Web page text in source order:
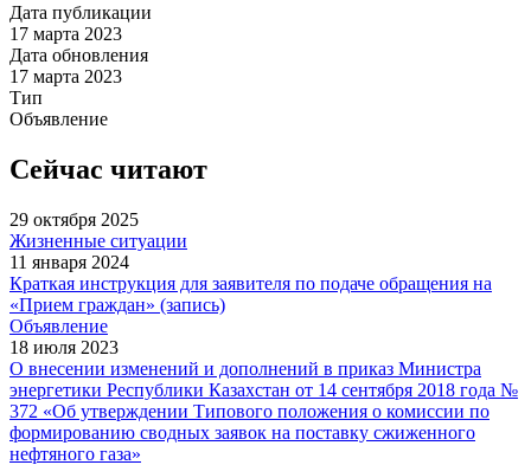
Дата публикации
17 марта 2023
Дата обновления
17 марта 2023
Тип
Объявление
Сейчас читают
29 октября 2025
Жизненные ситуации
11 января 2024
Краткая инструкция для заявителя по подаче обращения на
«Прием граждан» (запись)
Объявление
18 июля 2023
О внесении изменений и дополнений в приказ Министра
энергетики Республики Казахстан от 14 сентября 2018 года №
372 «Об утверждении Типового положения о комиссии по
формированию сводных заявок на поставку сжиженного
нефтяного газа»